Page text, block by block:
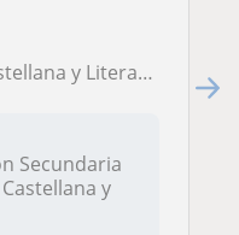
Secundaria Obligatoria y amplia experiencia
Secundaria
y